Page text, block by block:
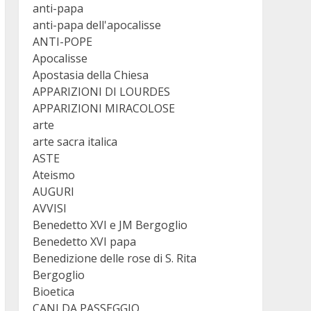
anti-papa
anti-papa dell'apocalisse
ANTI-POPE
Apocalisse
Apostasia della Chiesa
APPARIZIONI DI LOURDES
APPARIZIONI MIRACOLOSE
arte
arte sacra italica
ASTE
Ateismo
AUGURI
AVVISI
Benedetto XVI e JM Bergoglio
Benedetto XVI papa
Benedizione delle rose di S. Rita
Bergoglio
Bioetica